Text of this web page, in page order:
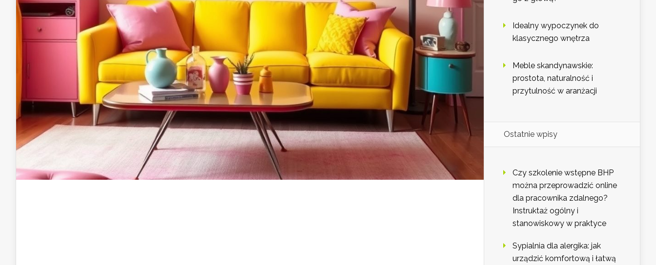
Idealny wypoczynek do
klasycznego wnętrza
Meble skandynawskie:
prostota, naturalność i
przytulność w aranżacji
Ostatnie wpisy
Czy szkolenie wstępne BHP
można przeprowadzić online
dla pracownika zdalnego?
Instruktaż ogólny i
stanowiskowy w praktyce
Sypialnia dla alergika: jak
urządzić komfortową i łatwą